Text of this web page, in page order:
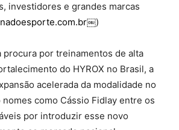
investidores e grandes marcas
￼)
procura por treinamentos de alta
do HYROX no Brasil, a
acelerada da modalidade no
como Cássio Fidlay entre os
por introduzir esse novo